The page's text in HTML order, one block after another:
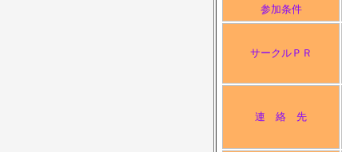
参加条件
サークルＰＲ
連 絡 先